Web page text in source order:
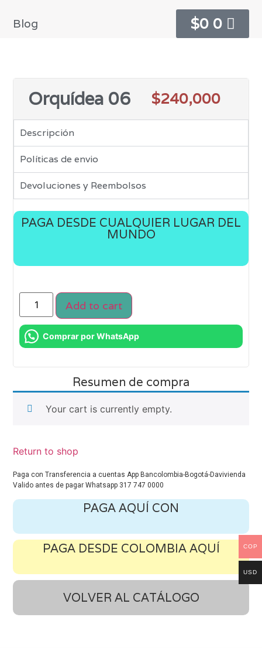
Blog $0 0
Orquídea 06 $240,000
Descripción
Políticas de envio
Devoluciones y Reembolsos
PAGA DESDE CUALQUIER LUGAR DEL
MUNDO
Add to cart
Comprar por WhatsApp
Resumen de compra
Your cart is currently empty.
Return to shop
Paga con Transferencia a cuentas App Bancolombia-Bogotá-Davivienda
Valido antes de pagar Whatsapp 317 747 0000
PAGA AQUÍ CON
PAGA DESDE COLOMBIA AQUÍ
VOLVER AL CATÁLOGO
COP
USD